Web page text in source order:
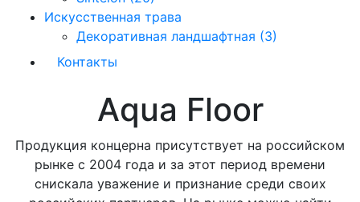
Искусственная трава
Декоративная ландшафтная (3)
Контакты
Aqua Floor
Продукция концерна присутствует на российском
рынке с 2004 года и за этот период времени
снискала уважение и признание среди своих